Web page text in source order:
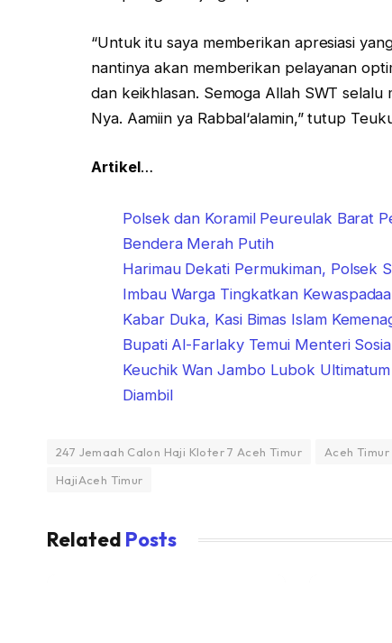
“Untuk itu saya memberikan apresiasi
nantinya akan memberikan pelayanan
dan keikhlasan. Semoga Allah SWT
Nya. Aamiin ya Rabbal‘alamin,” tutup
Artikel…
Polsek dan Koramil Peureulak Barat
Bendera Merah Putih
Harimau Dekati Permukiman, Polsek
Imbau Warga Tingkatkan
Kabar Duka, Kasi Bimas Islam
Bupati Al-Farlaky Temui Menteri
Keuchik Wan Jambo Lubok
Diambil
247 Jemaah Calon Haji Kloter 7 Aceh Timur Aceh Timur
HajiAceh Timur
Related Posts